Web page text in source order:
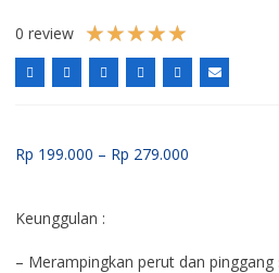
0 review ★★★★★
Rp 199.000 – Rp 279.000
Keunggulan :
– Merampingkan perut dan